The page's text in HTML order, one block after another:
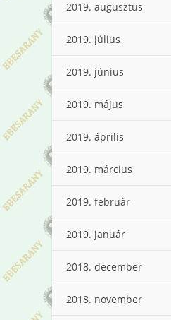
2019. augusztus
2019. július
2019. június
2019. május
2019. április
2019. március
2019. február
2019. január
2018. december
2018. november